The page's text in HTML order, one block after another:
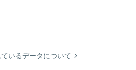
いるデータについて